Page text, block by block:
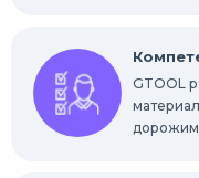
GTOOL
дорожим